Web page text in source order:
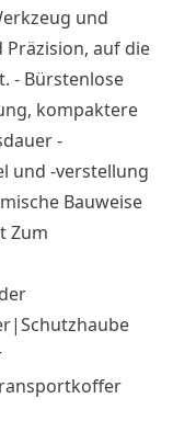
und
auf die
- Bürstenlose
kompaktere
-
und -verstellung
Bauweise
Zum